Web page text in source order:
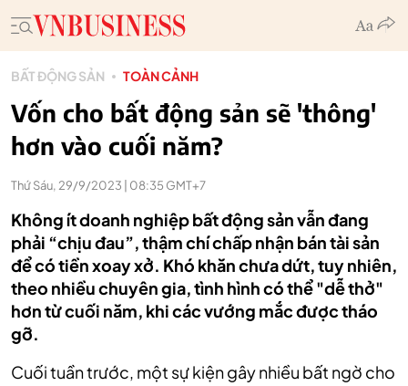
BẤT ĐỘNG SẢN TOÀN CẢNH
Vốn cho bất động sản sẽ 'thông'
hơn vào cuối năm?
Thứ Sáu, 29/9/2023 | 08:35 GMT+7
Không ít doanh nghiệp bất động sản vẫn đang
phải “chịu đau”, thậm chí chấp nhận bán tài sản
để có tiền xoay xở. Khó khăn chưa dứt, tuy nhiên,
theo nhiều chuyên gia, tình hình có thể "dễ thở"
hơn từ cuối năm, khi các vướng mắc được tháo
gỡ.
Cuối tuần trước, một sự kiện gây nhiều bất ngờ cho